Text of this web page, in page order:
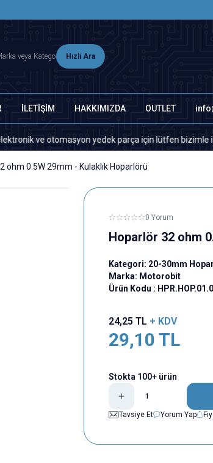
Hızlı Ara
İLETİŞİM HAKKIMIZDA OUTLET
ve otomasyon yedek parça için lütfen bizimle
ohm 0.5W 29mm - Kulaklık Hoparlörü
0 Yorum
Hoparlör 32 ohm
Kategori: 20-30mm
Marka: Motorobit
Ürün Kodu :
24,25 TL + KDV
29,10 TL
Stokta 100+ ürün
Tavsiye Et
Yorum Yap